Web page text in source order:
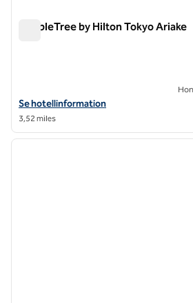
DoubleTree by Hilton Tokyo Ariake
Visa hotelluppgifter för DoubleTree by
Se hotellinformation
3,52 miles
1 av 12